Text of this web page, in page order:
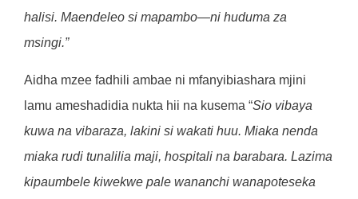
halisi. Maendeleo si mapambo—ni huduma za
msingi.”
Aidha mzee fadhili ambae ni mfanyibiashara mjini
lamu ameshadidia nukta hii na kusema “Sio vibaya
kuwa na vibaraza, lakini si wakati huu. Miaka nenda
miaka rudi tunalilia maji, hospitali na barabara. Lazima
kipaumbele kiwekwe pale wananchi wanapoteseka